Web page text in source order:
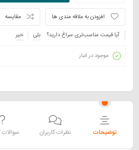
مقایسه
افزودن به علاقه مندی ها
آیا قیمت مناسب‌تری سراغ دارید؟
بلی خیر
موجود در انبار
توضیحات نظرات کاربران سوالات